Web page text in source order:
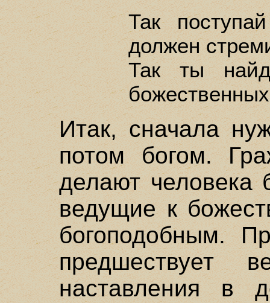
Так
должен
Так ты
Итак, сначала
потом богом.
делают человека
ведущие к
богоподобным.
предшествует
наставления в